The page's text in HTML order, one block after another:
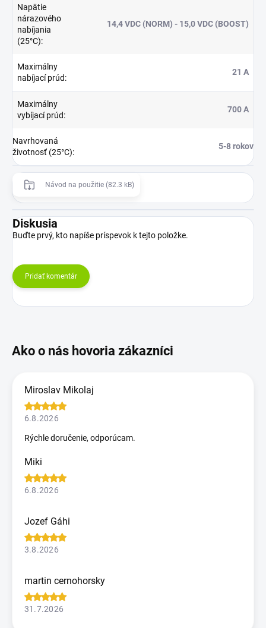
Napätie
nárazového
nabíjania
(25°C):
14,4 VDC (NORM) - 15,0 VDC (BOOST)
Maximálny
nabíjací prúd:
21 A
Maximálny
vybíjací prúd:
700 A
Navrhovaná
životnosť (25°C):
5-8 rokov
Návod na použitie (82.3 kB)
Diskusia
Buďte prvý, kto napíše príspevok k tejto položke.
Pridať komentár
Miroslav Mikolaj
6.8.2026
Rýchle doručenie, odporúcam.
Miki
6.8.2026
Jozef Gáhi
3.8.2026
martin cernohorsky
31.7.2026